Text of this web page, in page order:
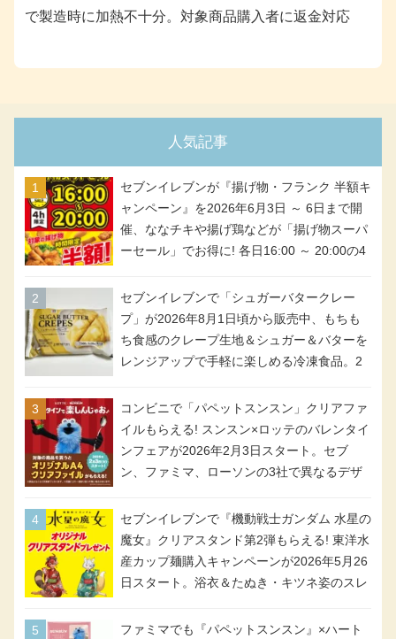
で製造時に加熱不十分。対象商品購入者に返金対応
人気記事
セブンイレブンが『揚げ物・フランク 半額キ
ャンペーン』を2026年6月3日 ～ 6日まで開
催、ななチキや揚げ鶏などが「揚げ物スーパ
ーセール」でお得に! 各日16:00 ～ 20:00の4
アメリカンドッグが税抜き69円!
セブンイレブンで「シュガーバタークレー
プ」が2026年8月1日頃から販売中、もちも
ち食感のクレープ生地＆シュガー＆バターを
レンジアップで手軽に楽しめる冷凍食品。2
コンビニで「パペットスンスン」クリアファ
イルもらえる! スンスン×ロッテのバレンタイ
ンフェアが2026年2月3日スタート。セブ
ン、ファミマ、ローソンの3社で異なるデザ
セブンイレブンで『機動戦士ガンダム 水星の
魔女』クリアスタンド第2弾もらえる! 東洋水
産カップ麺購入キャンペーンが2026年5月26
日スタート。浴衣＆たぬき・キツネ姿のスレ
号・5号) / シャディクが全6種のクリアスタ
ファミマでも『パペットスンスン』×ハート